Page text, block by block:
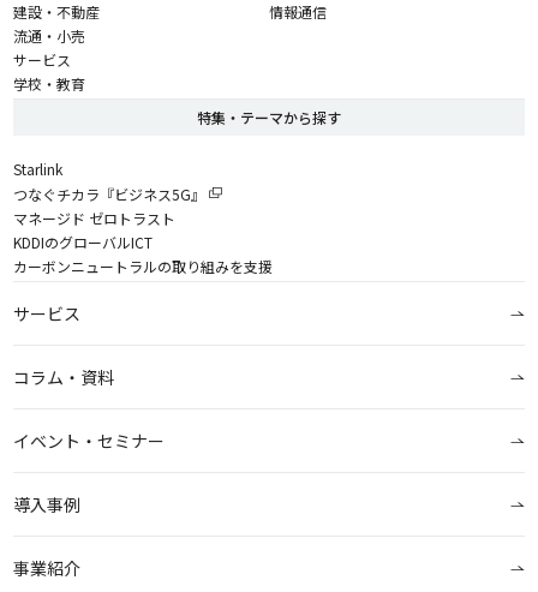
建設・不動産
流通・小売
サービス
学校・教育
情報通信
特集・テーマから探す
Starlink
つなぐチカラ『ビジネス5G』
マネージド ゼロトラスト
KDDIのグローバルICT
カーボンニュートラルの取り組みを支援
サービス
コラム・資料
イベント・セミナー
導入事例
事業紹介